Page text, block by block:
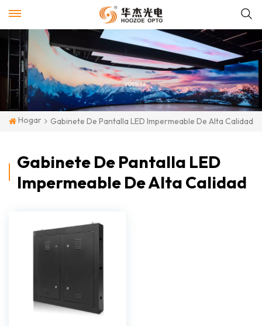
Hogar Gabinete De Pantalla LED Impermeable De Alta Calidad
Gabinete De Pantalla LED
Impermeable De Alta Calidad